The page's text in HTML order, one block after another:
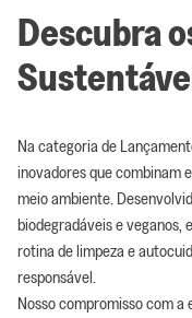
Descubra
Na categoria de
inovadores que combinam
meio ambiente.
biodegradáveis e veganos,
rotina de limpeza e
responsável.
Nosso compromisso com